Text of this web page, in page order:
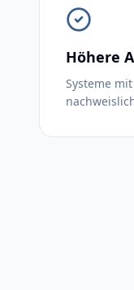
Höhere
Systeme